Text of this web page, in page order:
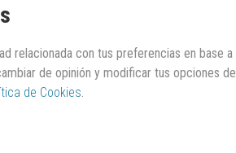
Los más vistos
relacionada con tus preferencias en base a
de opinión y modificar tus opciones de
de Cookies.